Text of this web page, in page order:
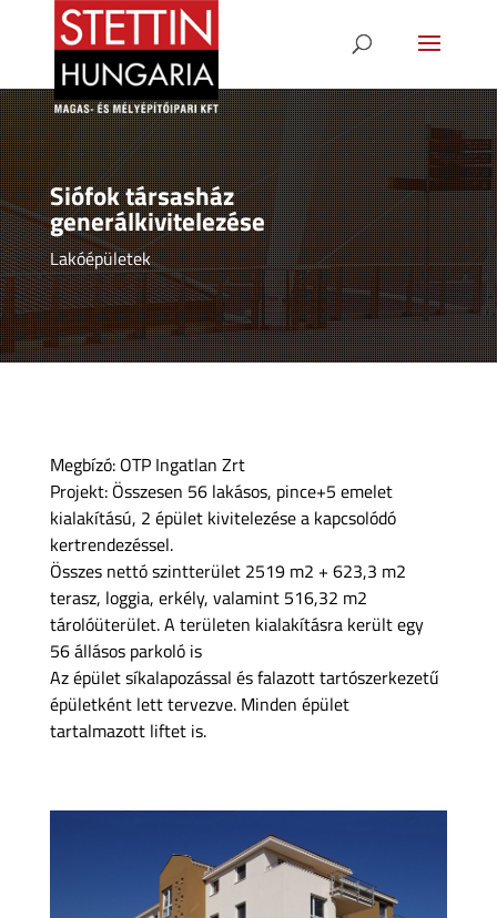
Siófok társasház
generálkivitelezése
Lakóépületek
Megbízó: OTP Ingatlan Zrt
Projekt: Összesen 56 lakásos, pince+5 emelet
kialakítású, 2 épület kivitelezése a kapcsolódó
kertrendezéssel.
Összes nettó szintterület 2519 m2 + 623,3 m2
terasz, loggia, erkély, valamint 516,32 m2
tárolóüterület. A területen kialakításra került egy
56 állásos parkoló is
Az épület síkalapozással és falazott tartószerkezetű
épületként lett tervezve. Minden épület
tartalmazott liftet is.